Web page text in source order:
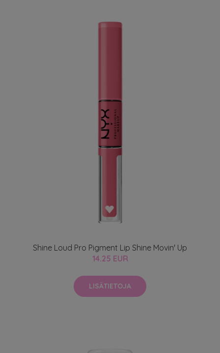
Shine Loud Pro Pigment Lip Shine Movin' Up
14.25 EUR
LISÄTIETOJA